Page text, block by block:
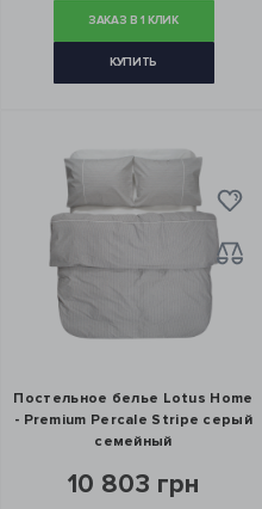
ЗАКАЗ В 1 КЛИК
КУПИТЬ
Постельное белье Lotus Home
- Premium Percale Stripe серый
семейный
10 803 грн